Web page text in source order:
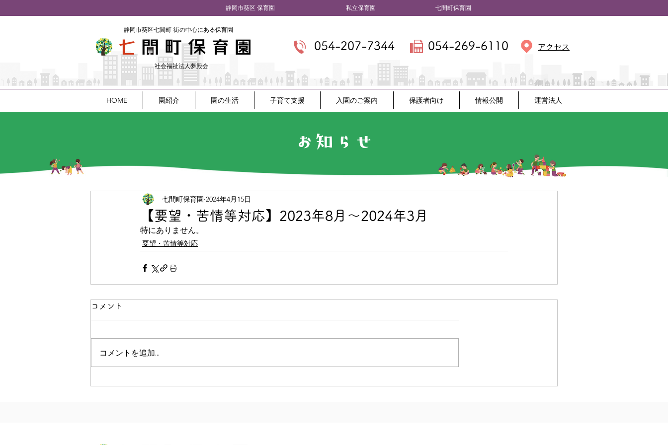
​静岡市葵区 保育園 私立保育園 七間町保育園
​静岡市葵区七間町 街の中心にある保育園
054-207-7344 054-269-6110 アクセス
社会福祉法人夢殿会
HOME 園紹介 園の生活 子育て支援 入園のご案内 保護者向け 情報公開 運営法人
お知らせ
【要望・苦情等対応】2023年8月～2024年3月
七間町保育園 2024年4月15日
特にありません。
要望・苦情等対応
コメント
コメントを追加…